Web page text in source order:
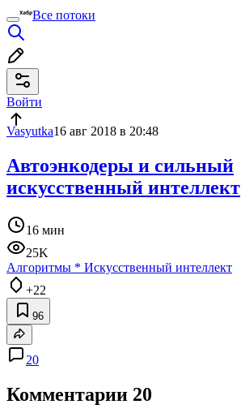
Все потоки
Войти
Vasyutka16 авг 2018 в 20:48
Автоэнкодеры и сильный
искусственный интеллект
16 мин
25K
Алгоритмы * Искусственный интеллект
+22
96
20
Комментарии 20